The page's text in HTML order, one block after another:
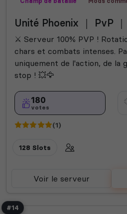
Unité Phoenix ｜ PvP ｜
⚔️ Serveur 100% PVP !
chars et combats intenses.
uniquement de l'action, de la
stop ! 💥🦅
180
votes
(1)
128 Slots
Voir le serveur
#14